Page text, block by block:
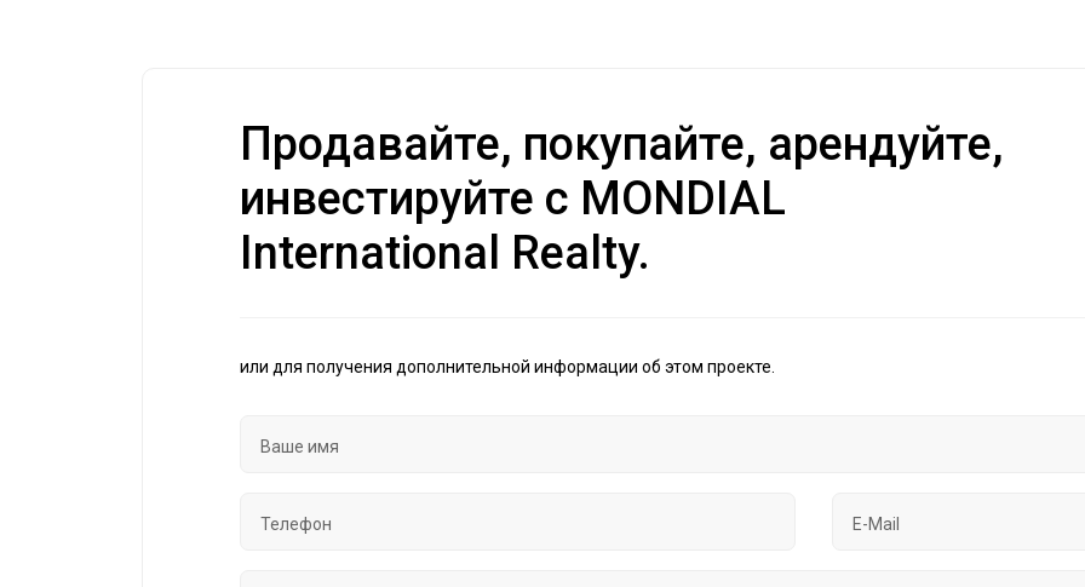
Продавайте, покупайте, арендуйте,
инвестируйте с MONDIAL
International Realty.
или для получения дополнительной информации об этом проекте.